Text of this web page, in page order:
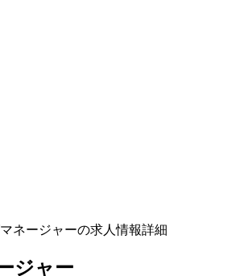
ネージャーの求人情報詳細
ジャー